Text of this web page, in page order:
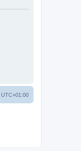
UTC+01:00